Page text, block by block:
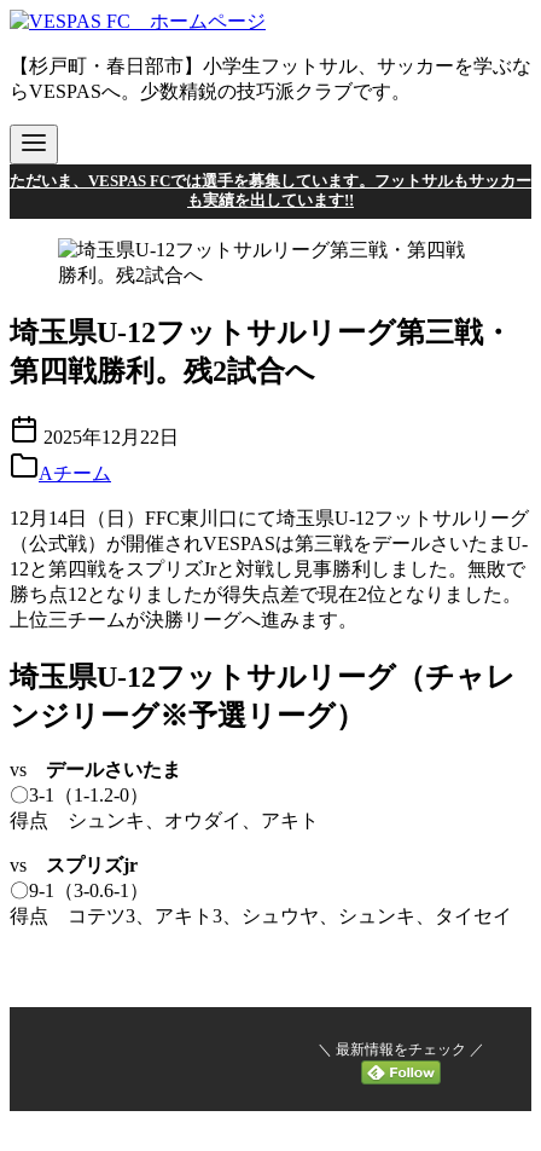
コ
テ
ン
ツ
へ
移
【杉戸町・春日部市】小学生フットサル、サッカーを学ぶな
らVESPASへ。少数精鋭の技巧派クラブです。
ただいま、VESPAS FCでは選手を募集しています。フットサルもサッカー
も実績を出しています!!
埼玉県U-12フットサルリーグ第三戦・
第四戦勝利。残2試合へ
2025年12月22日
Aチーム
12月14日（日）FFC東川口にて埼玉県U-12フットサルリーグ
（公式戦）が開催されVESPASは第三戦をデールさいたまU-
12と第四戦をスプリズJrと対戦し見事勝利しました。無敗で
勝ち点12となりましたが得失点差で現在2位となりました。
上位三チームが決勝リーグへ進みます。
埼玉県U-12フットサルリーグ（チャレ
ンジリーグ※予選リーグ）
vs デールさいたま
〇3-1（1-1.2-0）
得点 シュンキ、オウダイ、アキト
vs スプリズjr
〇9-1（3-0.6-1）
得点 コテツ3、アキト3、シュウヤ、シュンキ、タイセイ
＼ 最新情報をチェック ／